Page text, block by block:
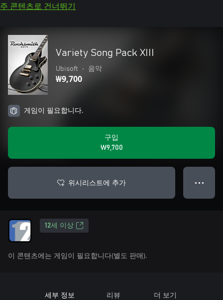
주 콘텐츠로 건너뛰기
Variety Song Pack XIII
Ubisoft • 음악
₩9,700
게임이 필요합니다.
구입
₩9,700
위시리스트에 추가 ● ● ●
12세 이상
이 콘텐츠에는 게임이 필요합니다(별도 판매).
세부 정보 리뷰 더 보기